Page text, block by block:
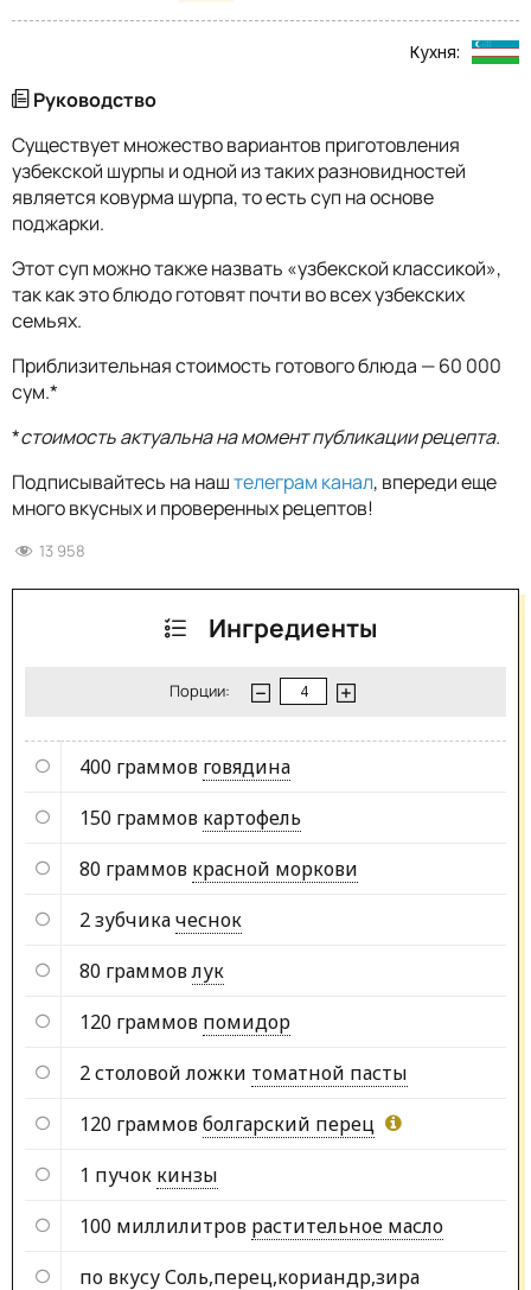
Кухня:
Руководство
Существует множество вариантов приготовления
узбекской шурпы и одной из таких разновидностей
является ковурма шурпа, то есть суп на основе
поджарки.
Этот суп можно также назвать «узбекской классикой»,
так как это блюдо готовят почти во всех узбекских
семьях.
Приблизительная стоимость готового блюда — 60 000
сум.*
*стоимость актуальна на момент публикации рецепта.
Подписывайтесь на наштелеграм канал, впереди еще
много вкусных и проверенных рецептов!
13 958
Ингредиенты
Порции:
400 граммов говядина
150 граммов картофель
80 граммов красной моркови
2 зубчикачеснок
80 граммовлук
120 граммов помидор
2 столовой ложки томатной пасты
120 граммовболгарский перец
1 пучок кинзы
100 миллилитров растительное масло
по вкусуСоль,перец,кориандр,зира